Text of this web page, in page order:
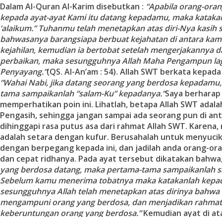
Dalam Al-Quran Al-Karim disebutkan : “Apabila orang-
kepada ayat-ayat Kami itu datang kepadamu, maka
‘alaikum.” Tuhanmu telah menetapkan atas diri-Nya kasih
bahwasanya barangsiapa berbuat kejahatan di antara
kejahilan, kemudian ia bertobat setelah mengerjakannya
perbaikan, maka sesungguhnya Allah Maha Pengampun
Penyayang.”(QS. Al-An’am : 54). Allah SWT berkata
“Wahai Nabi, jika datang seorang yang berdosa
tama sampaikanlah “salam-Ku” kepadanya.”Saya
memperhatikan poin ini. Lihatlah, betapa Allah SWT
Pengasih, sehingga jangan sampai ada seorang pun di
dihinggapi rasa putus asa dari rahmat Allah SWT. Karena,
adalah setara dengan kufur. Berusahalah untuk
dengan berpegang kepada ini, dan jadilah anda orang-
dan cepat ridhanya. Pada ayat tersebut dikatakan
yang berdosa datang, maka pertama-tama sampaikanlah
Sebelum kamu menerima tobatnya maka katakanlah
sesungguhnya Allah telah menetapkan atas dirinya bahwa
mengampuni orang yang berdosa, dan menjadikan
keberuntungan orang yang berdosa.”Kemudian ayat di